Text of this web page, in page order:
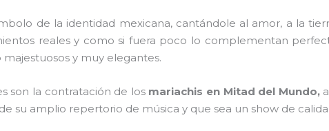
de la identidad mexicana, cantándole al amor, a la
reales y como si fuera poco lo complementan
y muy elegantes.
son la contratación de losmariachis en Mitad del Mundo,
su amplio repertorio de música y que sea un show de